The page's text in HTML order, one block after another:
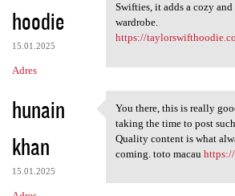
hoodie
15.01.2025
Adres
Swifties, it adds a cozy
wardrobe.
https://
hunain
khan
15.01.2025
You there, this is
You there, this is really
taking the time to post
Quality content is what
coming. toto macau